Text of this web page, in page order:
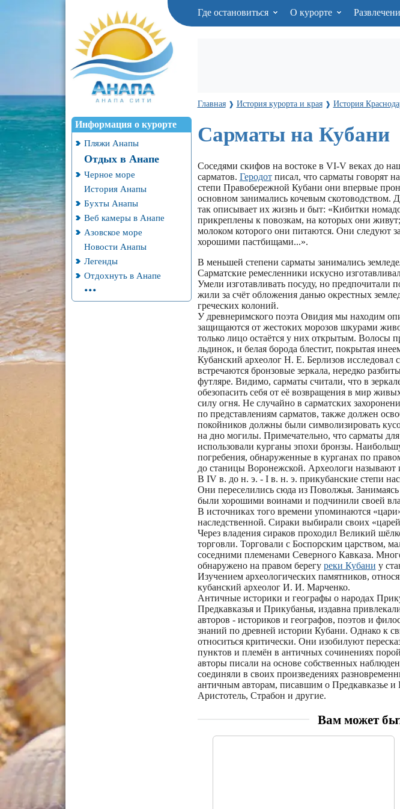
Где остановиться О курорте
Информация о курорте
Пляжи Анапы
Отдых в Анапе
Черное море
История Анапы
Бухты Анапы
Веб камеры в Анапе
Азовское море
Новости Анапы
Легенды
Отдохнуть в Анапе
...
Главная ❱ История курорта и края ❱ История
Сарматы на Кубани
Соседями скифов на востоке в VI-V веках до
сарматов. Геродотписал, что сарматы говорят
степи Правобережной Кубани они впервые
основном занимались кочевым скотоводством.
так описывает их жизнь и быт: «Кибитки
прикреплены к повозкам, на которых они
молоком которого они питаются. Они следуют
хорошими пастбищами...».
В меньшей степени сарматы занимались
Сарматские ремесленники искусно
Умели изготавливать посуду, но предпочитали
жили за счёт обложения данью окрестных
греческих колоний.
У древнеримского поэта Овидия мы находим
защищаются от жестоких морозов шкурами
только лицо остаётся у них открытым. Волосы
льдинок, и белая борода блестит, покрытая
Кубанский археолог Н. Е. Берлизов исследовал
встречаются бронзовые зеркала, нередко
футляре. Видимо, сарматы считали, что в
обезопасить себя от её возвращения в мир
силу огня. Не случайно в сарматских
по представлениям сарматов, также должен
покойников должны были символизировать
на дно могилы. Примечательно, что сарматы
использовали курганы эпохи бронзы.
погребения, обнаруженные в курганах по
до станицы Воронежской. Археологи
В IV в. до н. э. - I в. н. э. прикубанские степи
Они переселились сюда из Поволжья.
были хорошими воинами и подчинили своей
В источниках того времени упоминаются
наследственной. Сираки выбирали своих
Через владения сираков проходил Великий
торговли. Торговали с Боспорским царством,
соседними племенами Северного Кавказа.
обнаружено на правом берегу реки Кубани у
Изучением археологических памятников,
кубанский археолог И. И. Марченко.
Античные историки и географы о народах
Предкавказья и Прикубанья, издавна
авторов - историков и географов, поэтов и
знаний по древней истории Кубани. Однако к
относиться критически. Они изобилуют
пунктов и племён в античных сочинениях
авторы писали на основе собственных
соединяли в своих произведениях
античным авторам, писавшим о Предкавказье и
Аристотель, Страбон и другие.
Вам может